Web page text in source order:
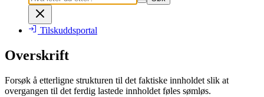
Tilskuddsportal
Overskrift
Forsøk å etterligne strukturen til det faktiske innholdet slik at
overgangen til det ferdig lastede innholdet føles sømløs.